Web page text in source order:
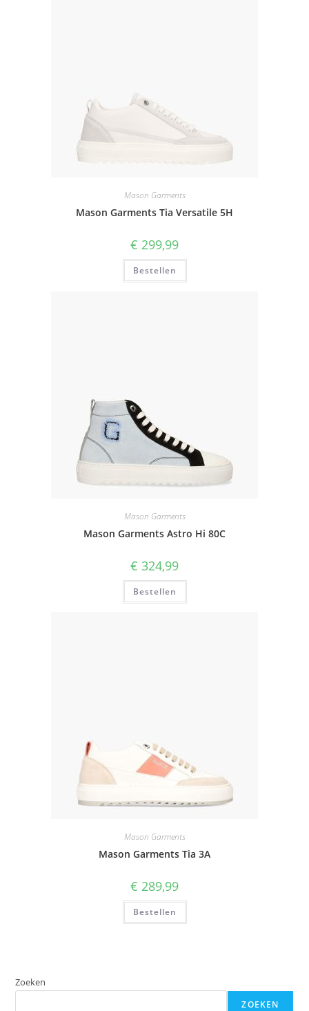
Mason Garments
Mason Garments Tia Versatile 5H
€ 299,99
Bestellen
Mason Garments
Mason Garments Astro Hi 80C
€ 324,99
Bestellen
Mason Garments
Mason Garments Tia 3A
€ 289,99
Bestellen
Zoeken
ZOEKEN